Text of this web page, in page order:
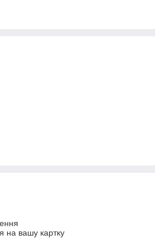
на вашу картку